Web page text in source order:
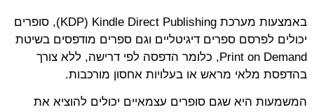
באמצעות מערכת Kindle Direct Publishing ‏(KDP), סופרים
יכולים לפרסם ספרים דיגיטליים וגם ספרים מודפסים בשיטת
Print on Demand, כלומר הדפסה לפי דרישה, ללא צורך
בהדפסת מלאי מראש או בעלויות אחסון מורכבות.
המשמעות היא שגם סופרים עצמאיים יכולים להוציא את